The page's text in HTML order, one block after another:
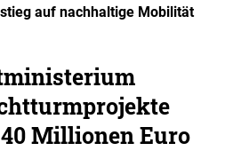
auf nachhaltige Mobilität
Millionen Euro